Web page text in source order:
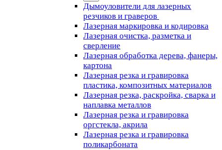
Дымоуловители для лазерных
резчиков и граверов
Лазерная маркировка и кодировка
Лазерная очистка, разметка и
сверление
Лазерная обработка дерева, фанеры,
картона
Лазерная резка и гравировка
пластика, композитных материалов
Лазерная резка, раскройка, сварка и
наплавка металлов
Лазерная резка и гравировка
оргстекла, акрила
Лазерная резка и гравировка
поликарбоната